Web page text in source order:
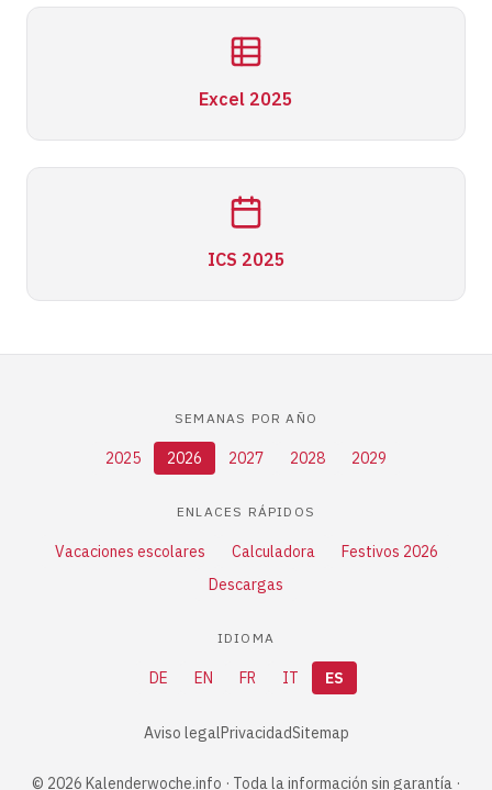
Excel 2025
ICS 2025
SEMANAS POR AÑO
2025 2026 2027 2028 2029
ENLACES RÁPIDOS
Vacaciones escolares Calculadora
Festivos 2026
Descargas
IDIOMA
DE EN FR IT ES
Aviso legalPrivacidadSitemap
© 2026 Kalenderwoche.info · Toda la información sin garantía ·